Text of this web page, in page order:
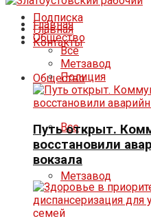
Подписка
Контакты
Главная
Общество
Все
Метзавод
Главная
Общество
Все
Метзавод
Полиция
Путь открыт.
восстановили
вокзала